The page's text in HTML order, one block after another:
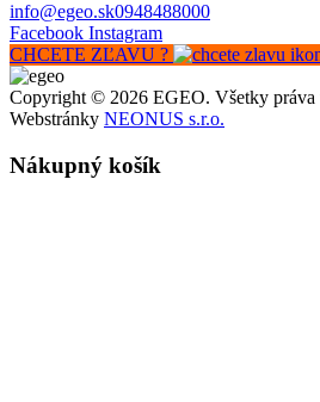
info@egeo.sk0948488000
Facebook Instagram
CHCETE ZĽAVU ?
Copyright © 2026 EGEO. Všetky práva
Webstránky NEONUS s.r.o.
Nákupný košík